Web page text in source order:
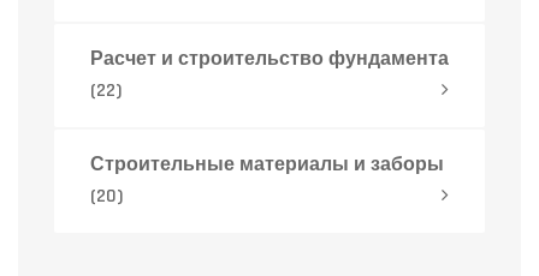
Расчет и строительство фундамента
(22)
Строительные материалы и заборы
(20)